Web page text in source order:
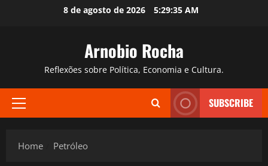
8 de agosto de 2026 5:29:36 AM
Arnobio Rocha
Reflexões sobre Política, Economia e Cultura.
Primary
SUBSCRIBE
Home Petróleo